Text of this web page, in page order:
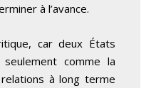
à l’avance.
car deux États
comme la
à long terme